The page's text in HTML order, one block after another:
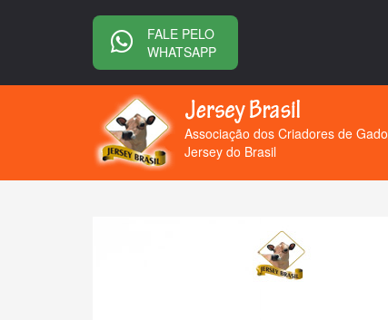
FALE PELO
WHATSAPP
Associação dos Criadores de Gado
Jersey do Brasil